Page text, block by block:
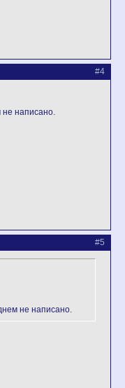
#4
не написано.
#5
не написано.